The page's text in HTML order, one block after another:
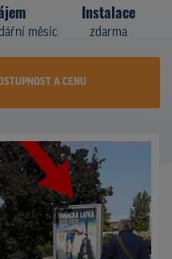
měsíc
Instalace
zdarma
A CENU